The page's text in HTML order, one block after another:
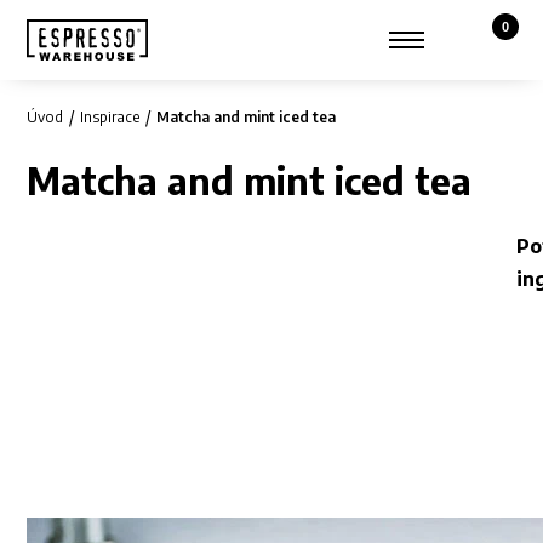
Zobrazit hledání
0
Košík,
Úvod Inspirace Matcha and mint iced tea
Matcha and mint iced tea